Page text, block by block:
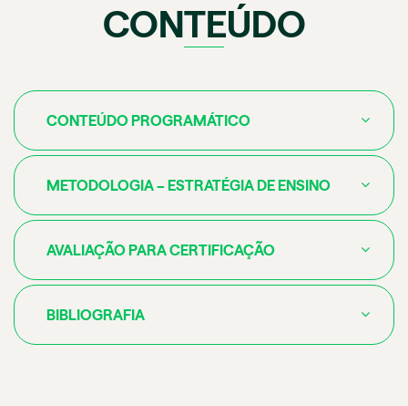
CONTEÚDO
CONTEÚDO PROGRAMÁTICO
METODOLOGIA – ESTRATÉGIA DE ENSINO
AVALIAÇÃO PARA CERTIFICAÇÃO
BIBLIOGRAFIA